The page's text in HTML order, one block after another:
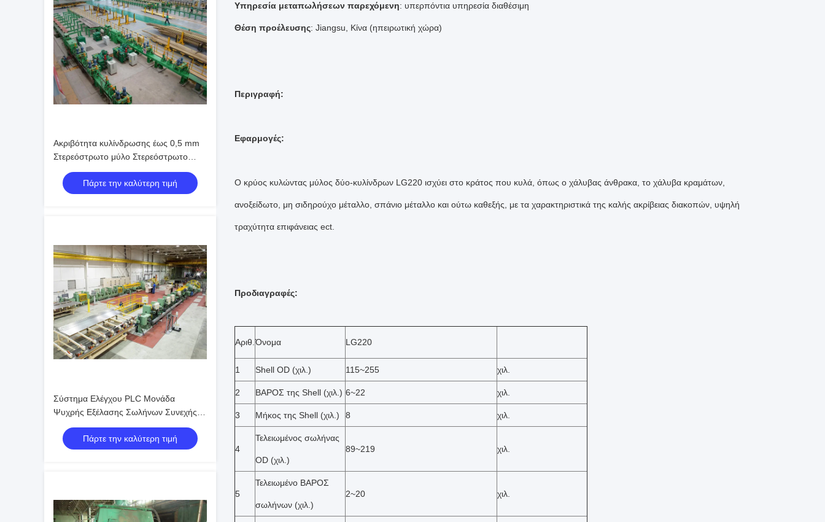
Ακριβότητα κυλίνδρωσης έως 0,5 mm
Στερεόστρωτο μύλο Στερεόστρωτο
κυλίνδρωμα Μεγέθους εύρος
Σιδηροτροφικό πάχος 0,5-12 mm
Εξοπλισμός κυλίνδρωσης σωλήνων
Πάρτε την καλύτερη τιμή
Σύστημα Ελέγχου PLC Μονάδα
Ψυχρής Εξέλασης Σωλήνων Συνεχής
Μέθοδος Κύλισης Παραγωγή Χωρίς
Συγκόλληση Σωλήνων με Διαχείριση
Διαδικασίας
Πάρτε την καλύτερη τιμή
Υπηρεσία μεταπωλήσεων παρεχόμενη: υπερπόντια υπηρεσία διαθέσιμη
Θέση προέλευσης: Jiangsu, Κίνα (ηπειρωτική χώρα)
Περιγραφή:
Εφαρμογές:
Ο κρύος κυλώντας μύλος δύο-κυλίνδρων LG220 ισχύει στο κράτος που κυλά, όπως ο χάλυβας άνθρακα, το χάλυβα κραμάτων,
ανοξείδωτο, μη σιδηρούχο μέταλλο, σπάνιο μέταλλο και ούτω καθεξής, με τα χαρακτηριστικά της καλής ακρίβειας διακοπών, υψηλή
τραχύτητα επιφάνειας ect.
Προδιαγραφές:
Αριθ. Όνομα LG220
1 Shell OD (χιλ.) 115~255 χιλ.
2 ΒΑΡΟΣ της Shell (χιλ.) 6~22 χιλ.
3 Μήκος της Shell (χιλ.) 8 χιλ.
4
Τελειωμένος σωλήνας
OD (χιλ.)
89~219 χιλ.
5
Τελειωμένο ΒΑΡΟΣ
σωλήνων (χιλ.)
2~20 χιλ.